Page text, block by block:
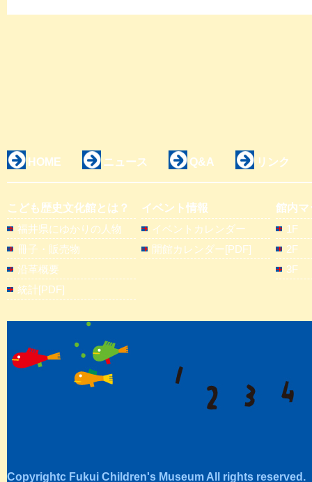
HOME ニュース Q&A リンク
こども歴史文化館とは？
福井県にゆかりの人物
冊子・販売物
沿革概要
統計[PDF]
イベント情報
イベントカレンダー
開館カレンダー[PDF]
館内マ
1F
2F
3F
Copyrightc Fukui Children's Museum All rights reserved.